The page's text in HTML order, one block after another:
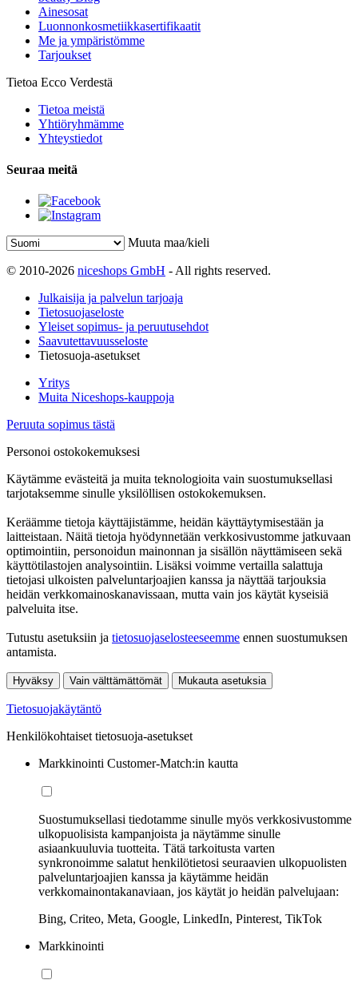
Ainesosat
Luonnonkosmetiikkasertifikaatit
Me ja ympäristömme
Tarjoukset
Tietoa Ecco Verdestä
Tietoa meistä
Yhtiöryhmämme
Yhteystiedot
Seuraa meitä
Muuta maa/kieli
© 2010-2026 niceshops GmbH - All rights reserved.
Julkaisija ja palvelun tarjoaja
Tietosuojaseloste
Yleiset sopimus- ja peruutusehdot
Saavutettavuusseloste
Tietosuoja-asetukset
Yritys
Muita Niceshops-kauppoja
Peruuta sopimus tästä
Personoi ostokokemuksesi
Käytämme evästeitä ja muita teknologioita vain suostumuksellasi
tarjotaksemme sinulle yksilöllisen ostokokemuksen.
Keräämme tietoja käyttäjistämme, heidän käyttäytymisestään ja
laitteistaan. Näitä tietoja hyödynnetään verkkosivustomme jatkuvaan
optimointiin, personoidun mainonnan ja sisällön näyttämiseen sekä
käyttötilastojen analysointiin. Lisäksi voimme vertailla salattuja
tietojasi ulkoisten palveluntarjoajien kanssa ja näyttää tarjouksia
heidän verkkomainoskanavissaan, mutta vain jos käytät kyseisiä
palveluita itse.
Tutustu asetuksiin ja tietosuojaselosteeseemme ennen suostumuksen
antamista.
Hyväksy Vain välttämättömät Mukauta asetuksia
Tietosuojakäytäntö
Henkilökohtaiset tietosuoja-asetukset
Markkinointi Customer-Match:in kautta
Suostumuksellasi tiedotamme sinulle myös verkkosivustomme
ulkopuolisista kampanjoista ja näytämme sinulle
asiaankuuluvia tuotteita. Tätä tarkoitusta varten
synkronoimme salatut henkilötietosi seuraavien ulkopuolisten
palveluntarjoajien kanssa ja käytämme heidän
verkkomainontakanaviaan, jos käytät jo heidän palvelujaan:
Bing, Criteo, Meta, Google, LinkedIn, Pinterest, TikTok
Markkinointi